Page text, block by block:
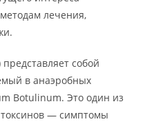
лечения,
собой
в анаэробных
Botulinum. Это один из
— симптомы